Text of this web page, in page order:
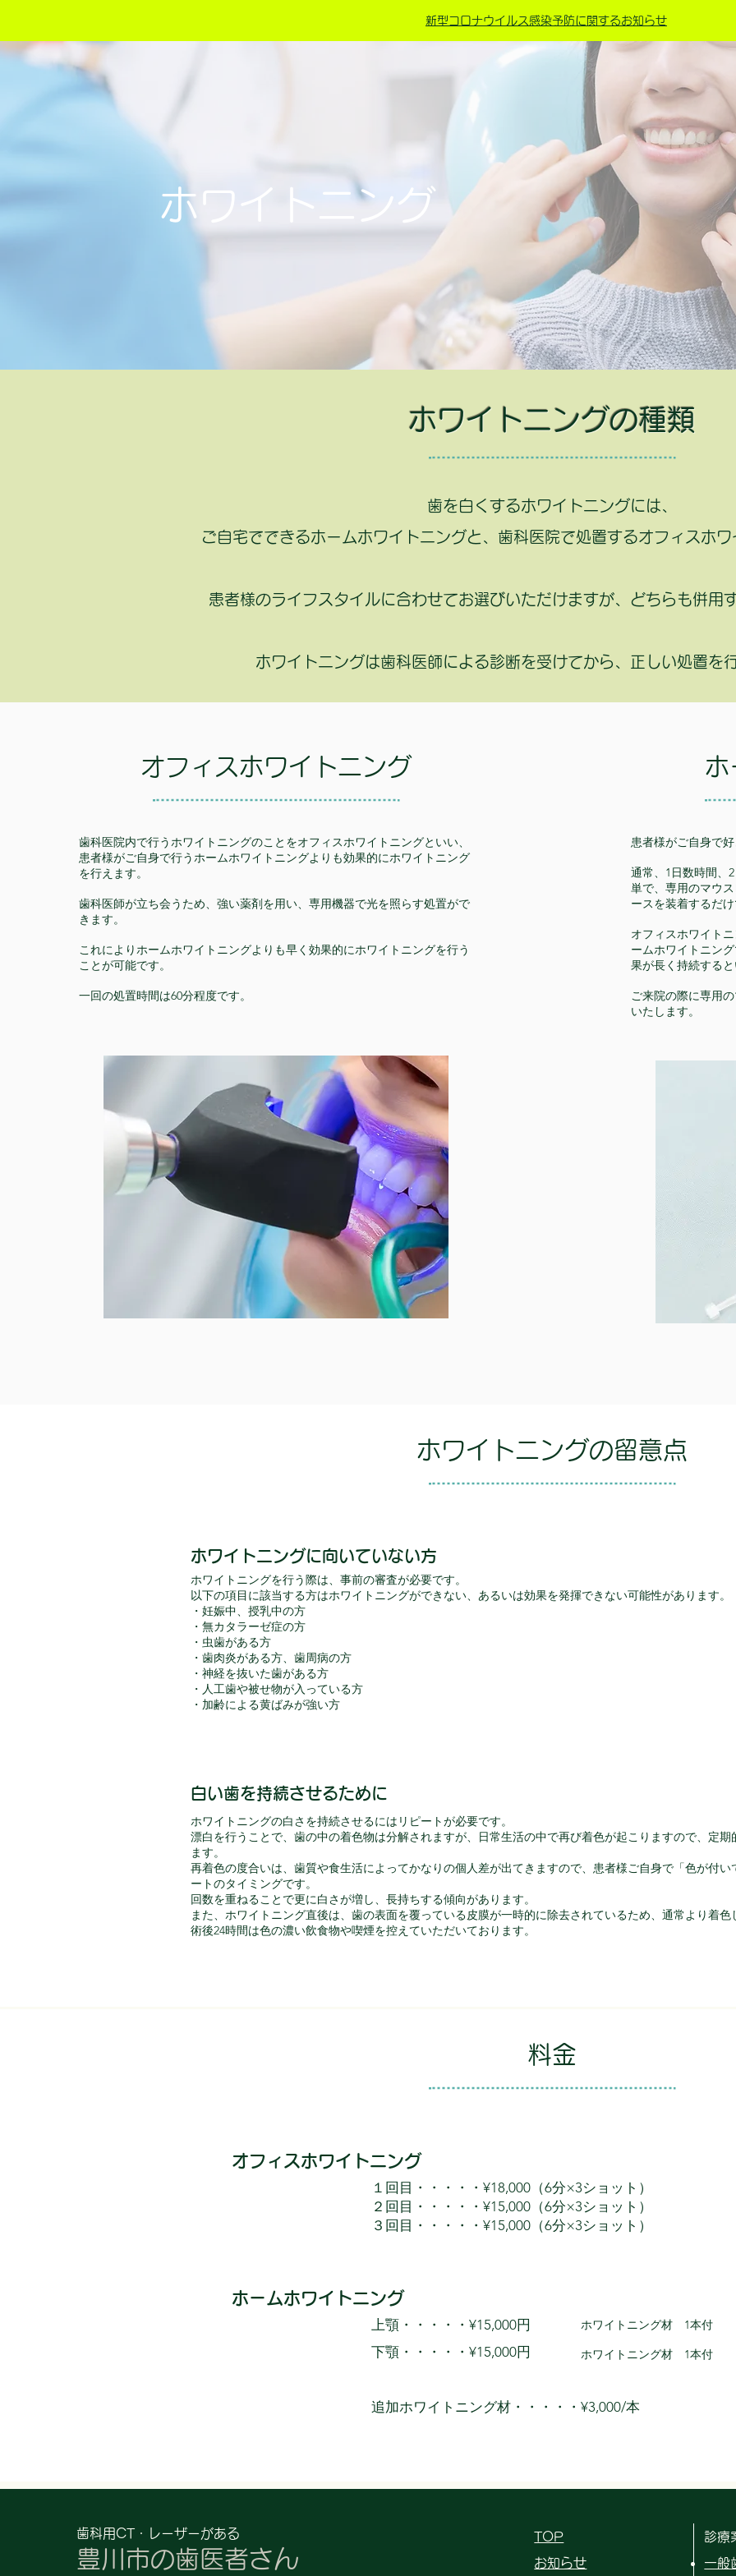
新型コロナウイルス感染予防に関するお知らせ
ホワイトニング
ホワイトニングの種類
歯を白くするホワイトニングには、
ご自宅でできるホームホワイトニングと、歯科医院で処置するオフィスホワ
患者様のライフスタイルに合わせてお選びいただけますが、どちらも併用
ホワイトニングは歯科医師による診断を受けてから、正しい処置を
オフィスホワイトニング
歯科医院内で行うホワイトニングのことをオフィスホワイトニングといい、
患者様がご自身で行うホームホワイトニングよりも効果的にホワイトニング
を行えます。
歯科医師が立ち会うため、強い薬剤を用い、専用機器で光を照らす処置がで
きます。
これによりホームホワイトニングよりも早く効果的にホワイトニングを行う
ことが可能です。
一回の処置時間は60分程度です。
ホ
患者様がご自身で
通常、1日数時間、
単で、専用のマウ
ースを装着するだけ
オフィスホワイト
ームホワイトニン
果が長く持続すると
ご来院の際に専用
いたします。
ホワイトニングの留意点
ホワイトニングを行う際は、事前の審査が必要です。
以下の項目に該当する方はホワイトニングができない、あるいは効果を発揮できない可能性があります。
・妊娠中、授乳中の方
・無カタラーゼ症の方
・虫歯がある方
・歯肉炎がある方、歯周病の方
・神経を抜いた歯がある方
・人工歯や被せ物が入っている方
・加齢による黄ばみが強い方
ホワイトニングに向いていない方
白い歯を持続させるために
ホワイトニングの白さを持続させるにはリピートが必要です。
漂白を行うことで、歯の中の着色物は分解されますが、日常生活の中で再び着色が起こりますので、定
ます。
再着色の度合いは、歯質や食生活によってかなりの個人差が出てきますので、患者様ご自身で「色が付
ートのタイミングです。
回数を重ねることで更に白さが増し、長持ちする傾向があります。
また、ホワイトニング直後は、歯の表面を覆っている皮膜が一時的に除去されているため、通常より着色
術後24時間は色の濃い飲食物や喫煙を控えていただいております。
​料金
オフィスホワイトニング
１回目・・・・・¥18,000（6分×3ショット）
２回目・・・・・¥15,000（6分×3ショット）
３回目・・・・・¥15,000（6分×3ショット）
ホームホワイトニング
上顎・・・・・¥15,000円 ホワイトニング材 1本付
下顎・・・・・¥15,000円 ホワイトニング材 1本付
追加ホワイトニング材・・・・・¥3,000/本
歯科用CT・レーザーがある
豊川市の歯医者さん
TOP
​お知らせ
診療
一般